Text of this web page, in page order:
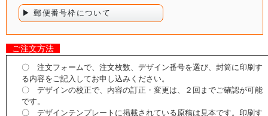
▶ 郵便番号枠について
ご注文方法
〇 注文フォームで、注文枚数、デザイン番号を選び、封筒に印刷す
る内容をご記入してお申し込みください。
〇 デザインの校正で、内容の訂正・変更は、２回までご確認が可能
です。
〇 デザインテンプレートに掲載されている原稿は見本です。印刷す